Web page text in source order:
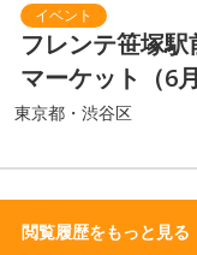
フレンテ笹塚
マーケット（6月
東京都・渋谷区
閲覧履歴をもっと見る